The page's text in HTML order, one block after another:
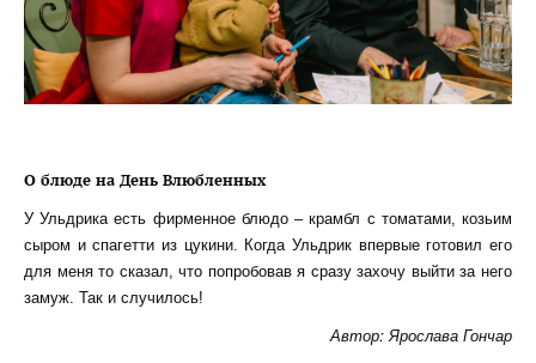
О блюде на День Влюбленных
У Ульдрика есть фирменное блюдо – крамбл с томатами, козьим
сыром и спагетти из цукини. Когда Ульдрик впервые готовил его
для меня то сказал, что попробовав я сразу захочу выйти за него
замуж. Так и случилось!
Автор: Ярослава Гончар